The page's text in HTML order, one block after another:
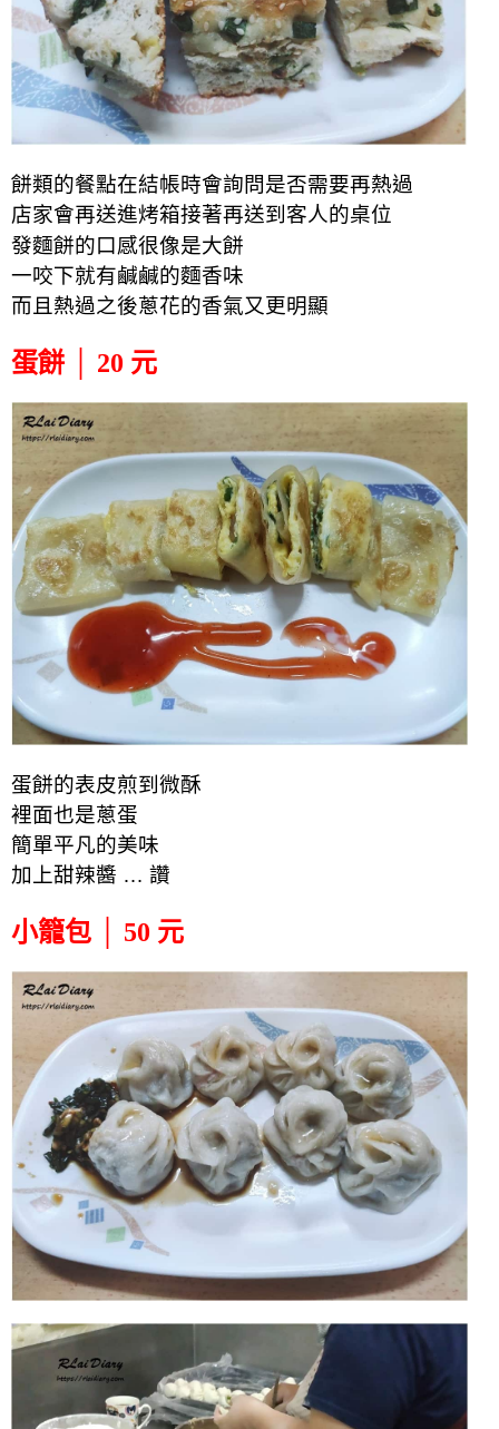
餅類的餐點在結帳時會詢問是否需要再熱過
店家會再送進烤箱接著再送到客人的桌位
發麵餅的口感很像是大餅
一咬下就有鹹鹹的麵香味
而且熱過之後蔥花的香氣又更明顯
蛋餅 │ 20 元
蛋餅的表皮煎到微酥
裡面也是蔥蛋
簡單平凡的美味
加上甜辣醬 … 讚
小籠包 │ 50 元